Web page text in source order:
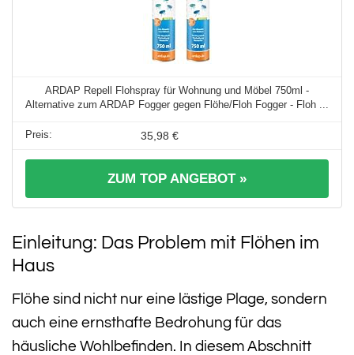
ARDAP Repell Flohspray für Wohnung und Möbel 750ml -
Alternative zum ARDAP Fogger gegen Flöhe/Floh Fogger - Floh ...
35,98 €
ZUM TOP ANGEBOT »
Einleitung: Das Problem mit Flöhen im
Haus
Flöhe sind nicht nur eine lästige Plage, sondern
auch eine ernsthafte Bedrohung für das
häusliche Wohlbefinden. In diesem Abschnitt